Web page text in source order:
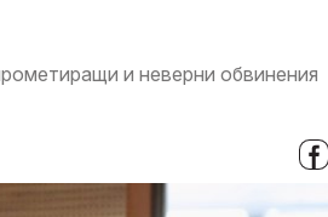
и неверни обвинения